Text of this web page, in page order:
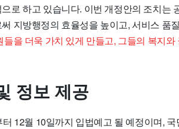
로 하고 있습니다. 이번 개정안의 조치는
지방행정의 효율성을 높이고, 서비스 품
을 더욱 가치 있게 만들고, 그들의 복지
정보 제공
12월 10일까지 입법예고 될 예정이며,